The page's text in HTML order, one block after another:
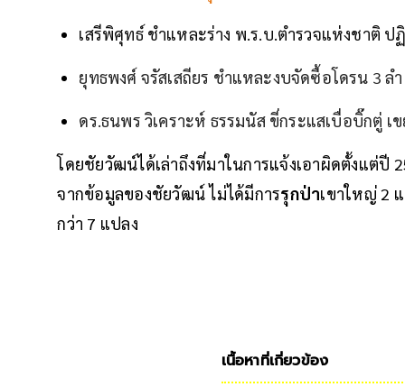
เสรีพิศุทธ์ ชำแหละร่าง พ.ร.บ.ตำรวจแห่งชาติ ป
ยุทธพงศ์ จรัสเสถียร ชำแหละงบจัดซื้อโดรน 3 ล
ดร.ธนพร วิเคราะห์ ธรรมนัส ขี่กระแสเบื่อบิ๊กตู่ เ
โดยชัยวัฒน์ได้เล่าถึงที่มาในการแจ้งเอาผิดตั้งแต่ปี
จากข้อมูลของชัยวัฒน์ ไม่ได้มีการรุกป่าเขาใหญ่ 2
กว่า 7 แปลง
เนื้อหาที่เกี่ยวข้อง